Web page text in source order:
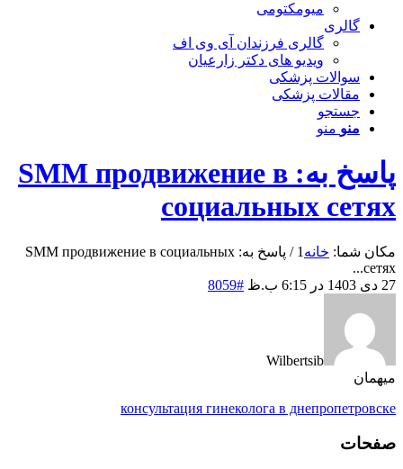
میومکتومی
گالری
گالری فرزندان آی وی اف
ویدیو های دکتر زارعیان
سوالات پزشکی
مقالات پزشکی
جستجو
منو منو
پاسخ به: SMM продвижение в
социальных сетях
مکان شما: خانه 1
/
پاسخ به: SMM продвижение в социальных
сетях...
27 دی 1403 در 6:15 ب.ظ
#8059
Wilbertsib
میهمان
консультация гинеколога в днепропетровске
صفحات